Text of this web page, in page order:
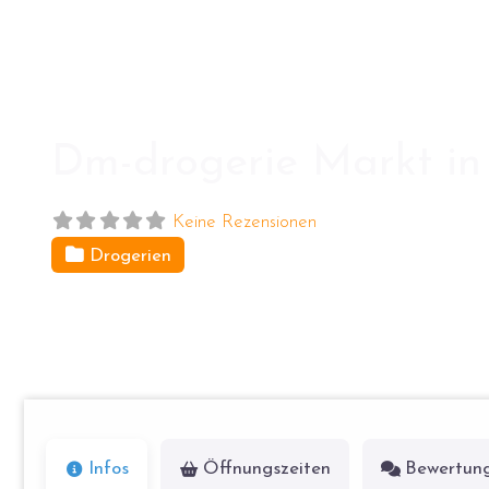
Keine Rezensionen
Drogerien
Infos Öffnungszeiten